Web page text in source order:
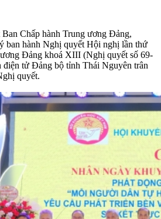
Chấp hành Trung ương Đảng,
ban hành Nghị quyết Hội nghị lần thứ
Đảng khoá XIII (Nghị quyết số 69-
tử Đảng bộ tỉnh Thái Nguyên trân
quyết.